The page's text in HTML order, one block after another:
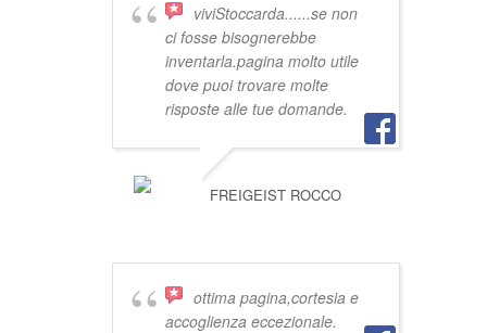
viviStoccarda......se non
ci fosse bisognerebbe
inventarla.pagina molto utile
dove puoi trovare molte
risposte alle tue domande.
FREIGEIST ROCCO
ottima pagina,cortesia e
accoglienza eccezionale.